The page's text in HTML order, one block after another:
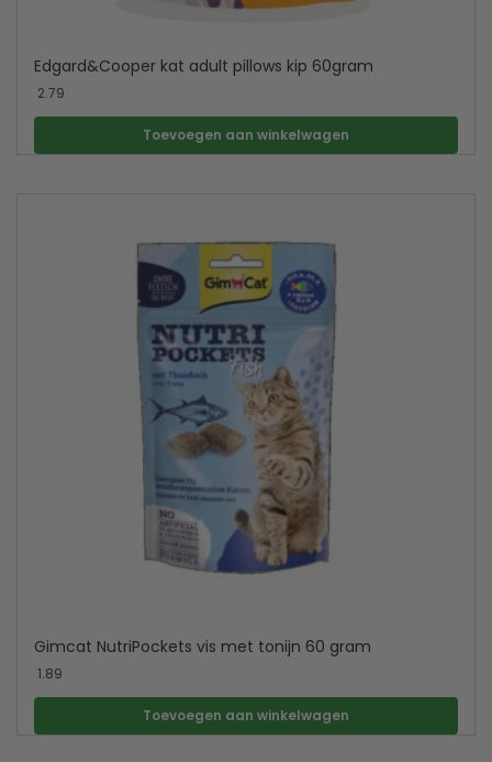
Edgard&Cooper kat adult pillows kip 60gram
2.79
Toevoegen aan winkelwagen
Gimcat NutriPockets vis met tonijn 60 gram
1.89
Toevoegen aan winkelwagen